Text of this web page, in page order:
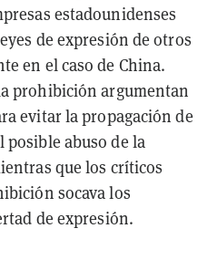
estadounidenses
de expresión de otros
en el caso de China.
prohibición argumentan
evitar la propagación de
abuso de la
que los críticos
socava los
de expresión.